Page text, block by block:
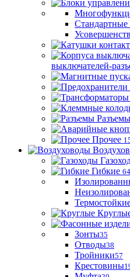
Стандартные
выключателей-
Разъемы
Прочее
Гибкие 64
Зонты35
Отводы38
Тройники57
Крестовины